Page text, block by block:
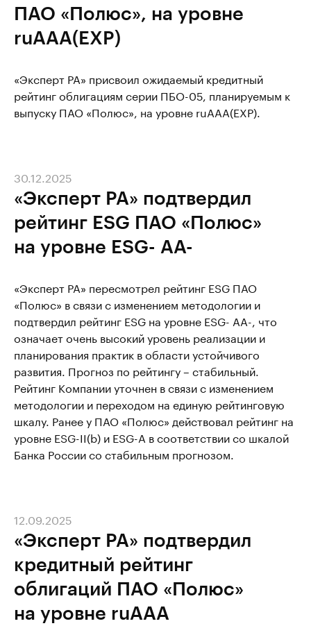
ПАО «Полюс», на уровне
ruAAA(EXP)
«Эксперт РА» присвоил ожидаемый кредитный
рейтинг облигациям серии ПБО-05, планируемым к
выпуску ПАО «Полюс», на уровне ruAAA(EXP).
«Эксперт РА» подтвердил
рейтинг ESG ПАО «Полюс»
на уровне ESG- AА-
30.12.2025
«Эксперт РА» пересмотрел рейтинг ESG ПАО
«Полюс» в связи с изменением методологии и
подтвердил рейтинг ESG на уровне ESG- AА-, что
означает очень высокий уровень реализации и
планирования практик в области устойчивого
развития. Прогноз по рейтингу – стабильный.
Рейтинг Компании уточнен в связи с изменением
методологии и переходом на единую рейтинговую
шкалу. Ранее у ПАО «Полюс» действовал рейтинг на
уровне ESG-II(b) и ESG-A в соответствии со шкалой
Банка России со стабильным прогнозом.
«Эксперт РА» подтвердил
кредитный рейтинг
облигаций ПАО «Полюс»
на уровне ruAAA
12.09.2025